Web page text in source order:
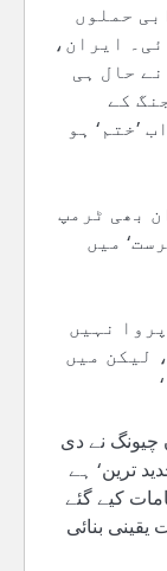
حملوں
ایران،
حال ہی
کے
’ختم‘ ہو
بھی ٹرمپ
میں
نہیں
لیکن میں
چیونگ نے دی
ترین‘ ہے
کیے گئے
بنائی